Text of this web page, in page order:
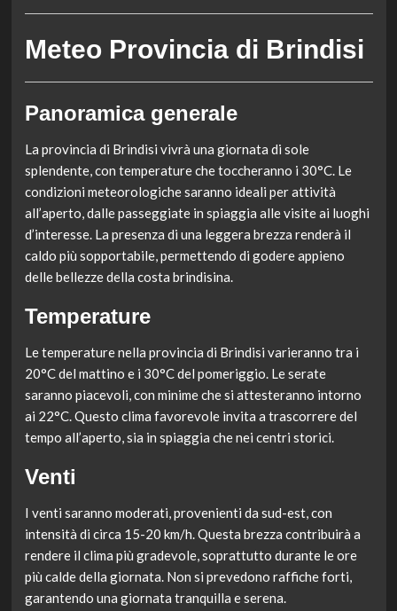
Meteo Provincia di Brindisi
Panoramica generale
La provincia di Brindisi vivrà una giornata di sole
splendente, con temperature che toccheranno i 30°C. Le
condizioni meteorologiche saranno ideali per attività
all’aperto, dalle passeggiate in spiaggia alle visite ai luoghi
d’interesse. La presenza di una leggera brezza renderà il
caldo più sopportabile, permettendo di godere appieno
delle bellezze della costa brindisina.
Temperature
Le temperature nella provincia di Brindisi varieranno tra i
20°C del mattino e i 30°C del pomeriggio. Le serate
saranno piacevoli, con minime che si attesteranno intorno
ai 22°C. Questo clima favorevole invita a trascorrere del
tempo all’aperto, sia in spiaggia che nei centri storici.
Venti
I venti saranno moderati, provenienti da sud-est, con
intensità di circa 15-20 km/h. Questa brezza contribuirà a
rendere il clima più gradevole, soprattutto durante le ore
più calde della giornata. Non si prevedono raffiche forti,
garantendo una giornata tranquilla e serena.